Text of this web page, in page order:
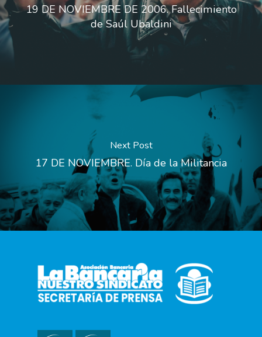
19 DE NOVIEMBRE DE 2006. Fallecimiento
de Saúl Ubaldini
Next Post
17 DE NOVIEMBRE. Día de la Militancia